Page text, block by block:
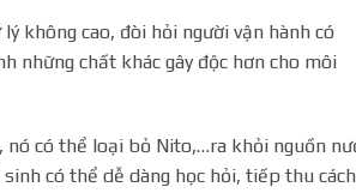
không cao, đòi hỏi người vận hành có
những chất khác gây độc hơn cho môi
nó có thể loại bỏ Nito,…ra khỏi nguồn
có thể dễ dàng học hỏi, tiếp thu cách